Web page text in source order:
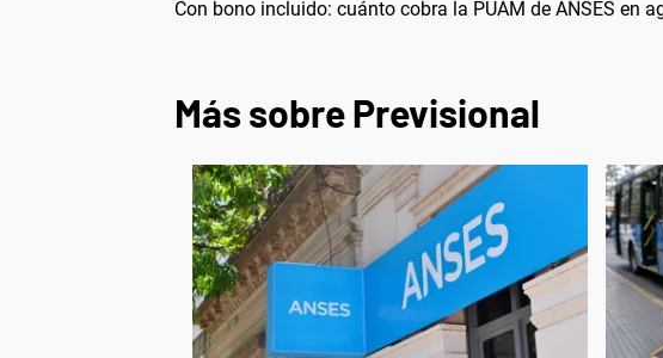
Con bono incluido: cuánto cobra la PUAM de ANSES en
Más sobre Previsional